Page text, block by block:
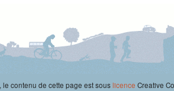
contenu de cette page est souslicence Creative